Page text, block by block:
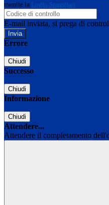
tramite la Login Spaggiari
E-mail inviata, si prega di
Errore
Chiudi
Successo
Chiudi
Informazione
Chiudi
Attendere...
Attendere il completamento